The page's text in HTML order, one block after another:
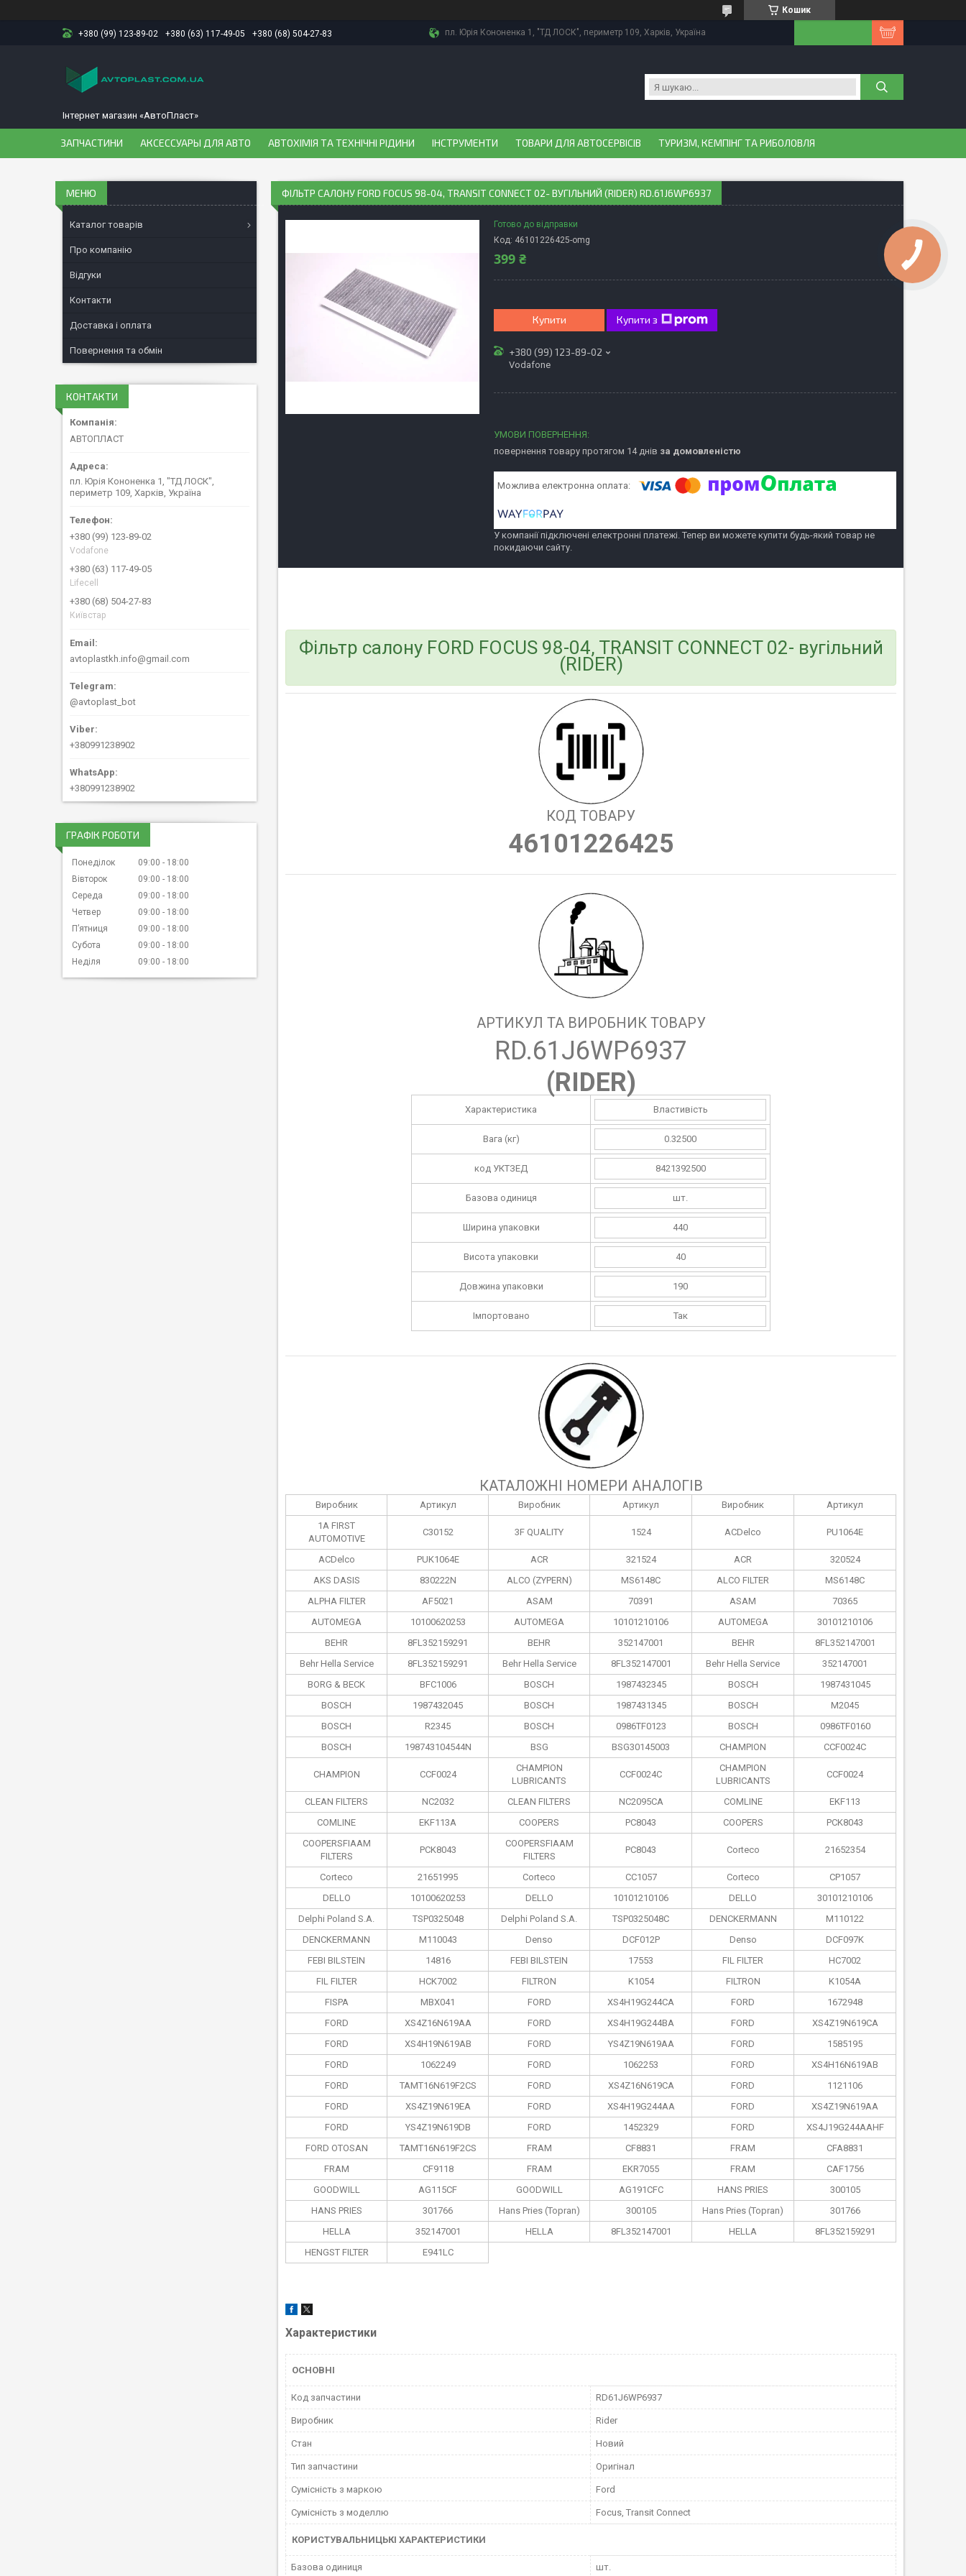
Кошик
+380 (99) 123-89-02 +380 (63) 117-49-05 +380 (68) 504-27-83 пл. Юрія Кононенка 1, "ТД ЛОСК", периметр 109, Харків, Україна
Інтернет магазин «АвтоПласт»
ЗАПЧАСТИНИ АКСЕССУАРЫ ДЛЯ АВТО АВТОХІМІЯ ТА ТЕХНІЧНІ РІДИНИ ІНСТРУМЕНТИ ТОВАРИ ДЛЯ АВТОСЕРВІСІВ ТУРИЗМ, КЕМПІНГ ТА РИБОЛОВЛЯ
ФІЛЬТР САЛОНУ FORD FOCUS 98-04, TRANSIT CONNECT 02- ВУГІЛЬНИЙ (RIDER) RD.61J6WP6937
Готово до відправки
Код: 46101226425-omg
399 ₴
Купити Купити з
+380 (99) 123-89-02
Vodafone
повернення товару протягом 14 днів за домовленістю
У компанії підключені електронні платежі. Тепер ви можете купити будь-який товар не
покидаючи сайту.
Фільтр салону FORD FOCUS 98-04, TRANSIT CONNECT 02- вугільний
(RIDER)
КОД ТОВАРУ
46101226425
АРТИКУЛ ТА ВИРОБНИК ТОВАРУ
RD.61J6WP6937
(RIDER)
Характеристика Властивість
Вага (кг) 0.32500
код УКТЗЕД 8421392500
Базова одиниця шт.
Ширина упаковки 440
Висота упаковки 40
Довжина упаковки 190
Імпортовано Так
КАТАЛОЖНІ НОМЕРИ АНАЛОГІВ
Виробник Артикул Виробник Артикул Виробник
Артикул
1A FIRST
AUTOMOTIVE
C30152 3F QUALITY 1524 ACDelco PU1064E
ACDelco PUK1064E ACR 321524 ACR
320524
AKS DASIS
830222N ALCO (ZYPERN) MS6148C ALCO FILTER
MS6148C
ALPHA FILTER
AF5021 ASAM 70391 ASAM
70365
AUTOMEGA
10100620253 AUTOMEGA 10101210106 AUTOMEGA
30101210106
BEHR
8FL352159291 BEHR 352147001 BEHR
8FL352147001
Behr Hella Service
8FL352159291 Behr Hella Service 8FL352147001 Behr Hella Service
352147001
BORG & BECK
BFC1006 BOSCH 1987432345 BOSCH
1987431045
BOSCH
1987432045 BOSCH 1987431345 BOSCH
M2045
BOSCH
R2345 BOSCH 0986TF0123 BOSCH
0986TF0160
BOSCH
198743104544N BSG BSG30145003 CHAMPION CCF0024C
CHAMPION CCF0024
CHAMPION
LUBRICANTS
CCF0024C
CHAMPION
LUBRICANTS
CCF0024
CLEAN FILTERS NC2032 CLEAN FILTERS NC2095CA COMLINE
EKF113
COMLINE
EKF113A COOPERS PC8043 COOPERS
PCK8043
COOPERSFIAAM
FILTERS
PCK8043
COOPERSFIAAM
FILTERS
PC8043 Corteco 21652354
Corteco 21651995 Corteco CC1057 Corteco
CP1057
DELLO
10100620253 DELLO 10101210106 DELLO
30101210106
Delphi Poland S.А.
TSP0325048 Delphi Poland S.А. TSP0325048C DENCKERMANN
M110122
DENCKERMANN
M110043 Denso DCF012P Denso
DCF097K
FEBI BILSTEIN
14816 FEBI BILSTEIN 17553 FIL FILTER
HC7002
FIL FILTER
HCK7002 FILTRON K1054 FILTRON
K1054A
FISPA
MBX041 FORD XS4H19G244CA FORD
1672948
FORD
XS4Z16N619AA FORD XS4H19G244BA FORD
XS4Z19N619CA
FORD
XS4H19N619AB FORD YS4Z19N619AA FORD
1585195
FORD
1062249 FORD 1062253 FORD
XS4H16N619AB
FORD
TAMT16N619F2CS FORD XS4Z16N619CA FORD
1121106
FORD
XS4Z19N619EA FORD XS4H19G244AA FORD
XS4Z19N619AA
FORD
YS4Z19N619DB FORD 1452329 FORD
XS4J19G244AAHF
FORD OTOSAN
TAMT16N619F2CS FRAM CF8831 FRAM
CFA8831
FRAM
CF9118 FRAM EKR7055 FRAM
CAF1756
GOODWILL
AG115CF GOODWILL AG191CFC HANS PRIES
300105
HANS PRIES
301766 Hans Pries (Topran) 300105 Hans Pries (Topran)
301766
HELLA
352147001 HELLA 8FL352147001 HELLA
8FL352159291
HENGST FILTER
E941LC
Характеристики
ОСНОВНІ
Код запчастини RD61J6WP6937
Виробник Rider
Стан Новий
Тип запчастини Оригінал
Сумісність з маркою Ford
Сумісність з моделлю Focus, Transit Connect
КОРИСТУВАЛЬНИЦЬКІ ХАРАКТЕРИСТИКИ
Базова одиниця шт.
Каталог товарів
Про компанію
Відгуки
Контакти
Доставка і оплата
Повернення та обмін
КОНТАКТИ
АВТОПЛАСТ
пл. Юрія Кононенка 1, "ТД ЛОСК",
периметр 109, Харків, Україна
+380 (99) 123-89-02
Vodafone
+380 (63) 117-49-05
Lifecell
+380 (68) 504-27-83
Київстар
avtoplastkh.info@gmail.com
@avtoplast_bot
+380991238902
+380991238902
ГРАФІК РОБОТИ
Понеділок 09:00
18:00
Вівторок
09:00
18:00
Середа
09:00
18:00
Четвер
09:00
18:00
Пʼятниця
09:00
18:00
Субота
09:00
18:00
Неділя
09:00 18:00